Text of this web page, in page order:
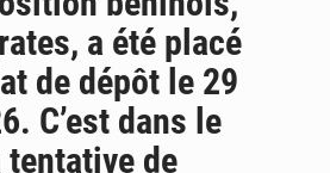
Ports ouest-africains : la bataille du fret sahélien
AfroBasket U18 : Le Mali défend sa double couronne à Abidjan
a été placé
de dépôt le 29
C’est dans le
tentative de